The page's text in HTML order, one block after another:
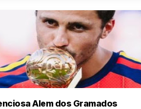
Alem dos Gramados